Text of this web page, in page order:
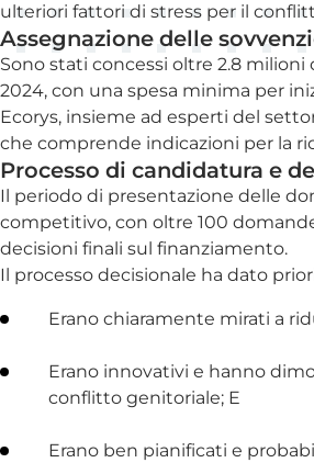
ulteriori fattori di stress per il
Assegnazione delle
Sono stati concessi oltre 2.8
2024, con una spesa minima per
Ecorys, insieme ad esperti del
che comprende indicazioni per la
Processo di candidatura e
Il periodo di presentazione delle
competitivo, con oltre 100
decisioni finali sul finanziamento.
Il processo decisionale ha dato
Erano chiaramente mirati a
Erano innovativi e hanno
conflitto genitoriale; E
Erano ben pianificati e